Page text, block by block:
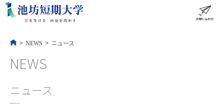
お問い合わせ
> NEWS > ニュース
NEWS
ニュース